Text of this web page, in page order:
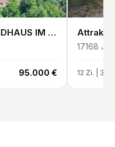
BEZAUBERNDES WOCHENENDHAUS IM HARZ MIT SCHLOSSBLICK
95.000 €
17168
12 Zi. |